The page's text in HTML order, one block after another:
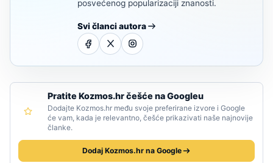
posvećenog popularizaciji znanosti.
Svi članci autora
Pratite Kozmos.hr češće na Googleu
Dodajte Kozmos.hr među svoje preferirane izvore i Google
će vam, kada je relevantno, češće prikazivati naše najnovije
članke.
Dodaj Kozmos.hr na Google